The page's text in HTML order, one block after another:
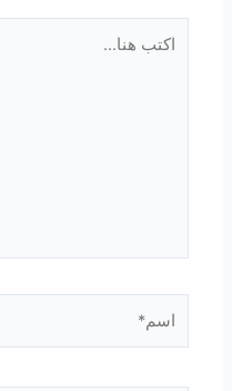
هنا...